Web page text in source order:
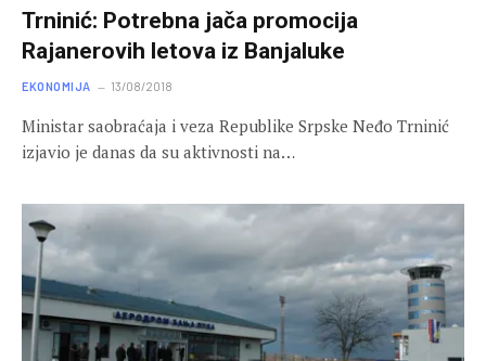
Trninić: Potrebna jača promocija
Rajanerovih letova iz Banjaluke
EKONOMIJA 13/08/2018
Ministar saobraćaja i veza Republike Srpske Neđo Trninić
izjavio je danas da su aktivnosti na…